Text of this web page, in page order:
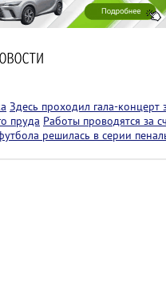
Здесь проходил гала-концерт
пруда Работы проводятся за
решилась в серии